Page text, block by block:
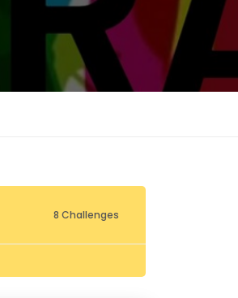
8 Challenges